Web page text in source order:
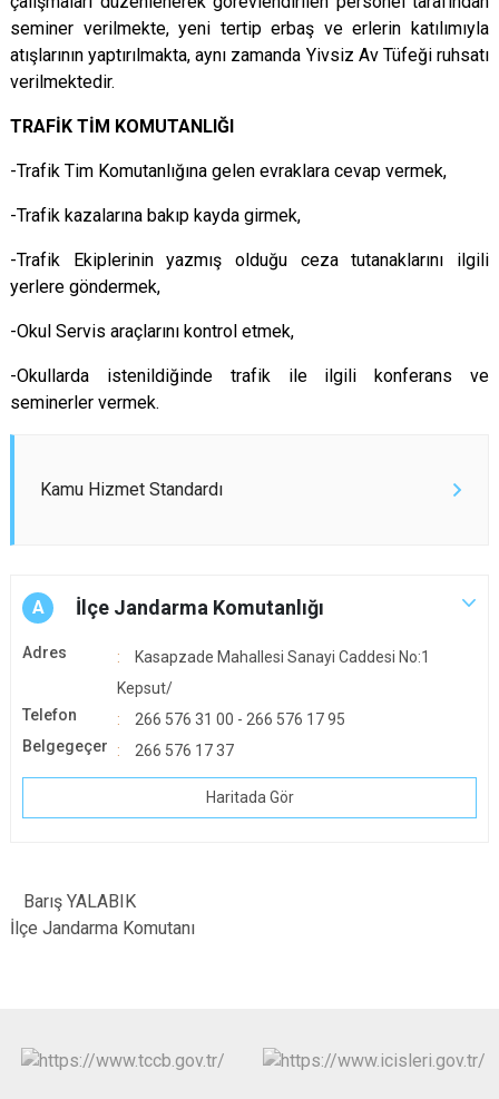
seminer verilmekte, yeni tertip erbaş ve erlerin katılımıyla
atışlarının yaptırılmakta, aynı zamanda Yivsiz Av Tüfeği ruhsatı
verilmektedir.
TRAFİK TİM KOMUTANLIĞI
-Trafik Tim Komutanlığına gelen evraklara cevap vermek,
-Trafik kazalarına bakıp kayda girmek,
-Trafik Ekiplerinin yazmış olduğu ceza tutanaklarını ilgili
yerlere göndermek,
-Okul Servis araçlarını kontrol etmek,
-Okullarda istenildiğinde trafik ile ilgili konferans ve
seminerler vermek.
Kamu Hizmet Standardı
A İlçe Jandarma Komutanlığı
Adres
Kasapzade Mahallesi Sanayi Caddesi No:1
Kepsut/
Telefon
266 576 31 00 - 266 576 17 95
Belgegeçer
266 576 17 37
Haritada Gör
Barış YALABIK
İlçe Jandarma Komutanı